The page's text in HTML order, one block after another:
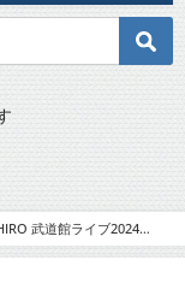
武道館ライブ2024